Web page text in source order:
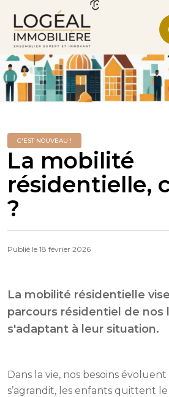
C'EST NOUVEAU !
La mobilité
résidentielle,
?
Publié le 18 février 2026
La mobilité résidentielle
parcours résidentiel de nos
s'adaptant à leur situation.
Dans la vie, nos besoins
s’agrandit, les enfants quittent